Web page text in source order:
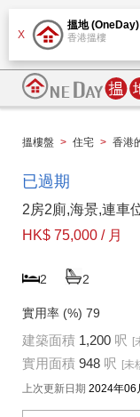
X
搵地
香港搵樓
搵樓盤 > 住宅 > 香港
已過期
2房2廁,海景,連車
HK$ 75,000 / 月
2 2
實用率 (%) 79
建築面積 1,200 呎 [
實用面積 948 呎 [未
上次更新日期 2024年06